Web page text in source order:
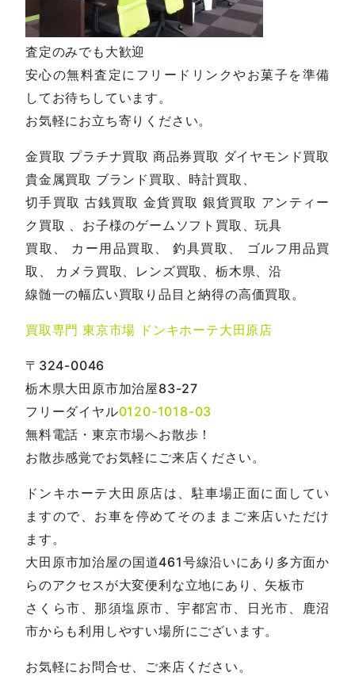
査定のみでも大歓迎
安心の無料査定にフリードリンクやお菓子を準備
してお待ちしています。
お気軽にお立ち寄りください。
金買取 プラチナ買取 商品券買取 ダイヤモンド買取
貴金属買取 ブランド買取、時計買取、
切手買取 古銭買取 金貨買取 銀貨買取 アンティー
ク買取 、お子様のゲームソフト買取、玩具
買取、 カー用品買取、 釣具買取、 ゴルフ用品買
取、 カメラ買取、レンズ買取、栃木県、沿
線髄一の幅広い買取り品目と納得の高価買取。
買取専門 東京市場 ドンキホーテ大田原店
〒324-0046
栃木県大田原市加治屋83-27
フリーダイヤル0120-1018-03
無料電話・東京市場へお散歩！
お散歩感覚でお気軽にご来店ください。
ドンキホーテ大田原店は、駐車場正面に面してい
ますので、お車を停めてそのままご来店いただけ
ます。
大田原市加治屋の国道461号線沿いにあり多方面か
らのアクセスが大変便利な立地にあり、矢板市
さくら市、那須塩原市、宇都宮市、日光市、鹿沼
市からも利用しやすい場所にございます。
お気軽にお問合せ、ご来店ください。